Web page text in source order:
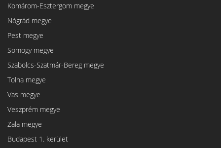
Komárom-Esztergom megye
Nógrád megye
Pest megye
Somogy megye
Szabolcs-Szatmár-Bereg megye
Tolna megye
Vas megye
Veszprém megye
Zala megye
Budapest 1. kerület